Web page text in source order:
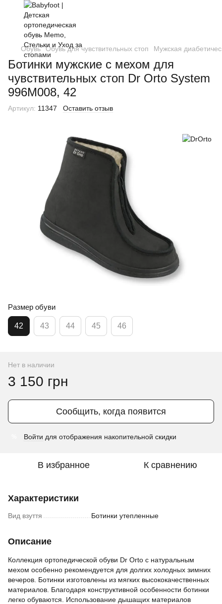
Обувь Обувь для чувствительных стоп Мужская
Ботинки мужские с мехом для
чувствительных стоп Dr Orto System
996M008, 42
Артикул: 11347 Оставить отзыв
Размер обуви
42 43 44 45 46
Нет в наличии
3 150 грн
Сообщить, когда появится
Войти для отображения накопительной скидки
В избранное К сравнению
Характеристики
Вид взуття Ботинки утепленные
Описание
Коллекция ортопедической обуви Dr Orto с натуральным
мехом особенно рекомендуется для долгих холодных зимних
вечеров. Ботинки изготовлены из мягких высококачественных
материалов. Благодаря конструктивной особенности ботинки
легко обуваются. Использование дышащих материалов